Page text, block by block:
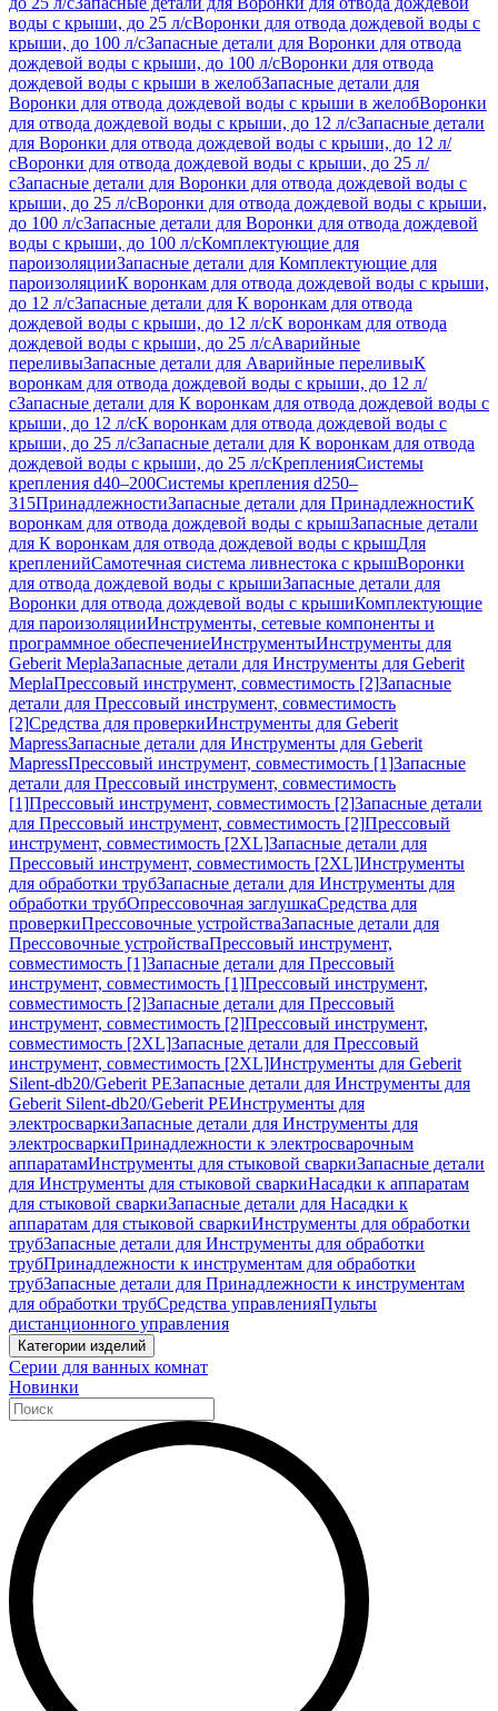
воды с крыши, до 25 л/сВоронки для отвода дождевой воды с
крыши, до 100 л/сЗапасные детали для Воронки для отвода
дождевой воды с крыши, до 100 л/сВоронки для отвода
дождевой воды с крыши в желобЗапасные детали для
Воронки для отвода дождевой воды с крыши в желобВоронки
для отвода дождевой воды с крыши, до 12 л/сЗапасные детали
для Воронки для отвода дождевой воды с крыши, до 12 л/
сВоронки для отвода дождевой воды с крыши, до 25 л/
сЗапасные детали для Воронки для отвода дождевой воды с
крыши, до 25 л/сВоронки для отвода дождевой воды с крыши,
до 100 л/сЗапасные детали для Воронки для отвода дождевой
воды с крыши, до 100 л/сКомплектующие для
пароизоляцииЗапасные детали для Комплектующие для
пароизоляцииК воронкам для отвода дождевой воды с крыши,
до 12 л/сЗапасные детали для К воронкам для отвода
дождевой воды с крыши, до 12 л/сК воронкам для отвода
дождевой воды с крыши, до 25 л/сАварийные
переливыЗапасные детали для Аварийные переливыК
воронкам для отвода дождевой воды с крыши, до 12 л/
сЗапасные детали для К воронкам для отвода дождевой воды с
крыши, до 12 л/сК воронкам для отвода дождевой воды с
крыши, до 25 л/сЗапасные детали для К воронкам для отвода
дождевой воды с крыши, до 25 л/сКрепленияСистемы
крепления d40–200Системы крепления d250–
315ПринадлежностиЗапасные детали для ПринадлежностиК
воронкам для отвода дождевой воды с крышЗапасные детали
для К воронкам для отвода дождевой воды с крышДля
крепленийСамотечная система ливнестока с крышВоронки
для отвода дождевой воды с крышиЗапасные детали для
Воронки для отвода дождевой воды с крышиКомплектующие
для пароизоляцииИнструменты, сетевые компоненты и
программное обеспечениеИнструментыИнструменты для
Geberit MeplaЗапасные детали для Инструменты для Geberit
MeplaПрессовый инструмент, совместимость [2]Запасные
детали для Прессовый инструмент, совместимость
[2]Средства для проверкиИнструменты для Geberit
MapressЗапасные детали для Инструменты для Geberit
MapressПрессовый инструмент, совместимость [1]Запасные
детали для Прессовый инструмент, совместимость
[1]Прессовый инструмент, совместимость [2]Запасные детали
для Прессовый инструмент, совместимость [2]Прессовый
инструмент, совместимость [2XL]Запасные детали для
Прессовый инструмент, совместимость [2XL]Инструменты
для обработки трубЗапасные детали для Инструменты для
обработки трубОпрессовочная заглушкаСредства для
проверкиПрессовочные устройстваЗапасные детали для
Прессовочные устройстваПрессовый инструмент,
совместимость [1]Запасные детали для Прессовый
инструмент, совместимость [1]Прессовый инструмент,
совместимость [2]Запасные детали для Прессовый
инструмент, совместимость [2]Прессовый инструмент,
совместимость [2XL]Запасные детали для Прессовый
инструмент, совместимость [2XL]Инструменты для Geberit
Silent-db20/Geberit PEЗапасные детали для Инструменты для
Geberit Silent-db20/Geberit PEИнструменты для
электросваркиЗапасные детали для Инструменты для
электросваркиПринадлежности к электросварочным
аппаратамИнструменты для стыковой сваркиЗапасные детали
для Инструменты для стыковой сваркиНасадки к аппаратам
для стыковой сваркиЗапасные детали для Насадки к
аппаратам для стыковой сваркиИнструменты для обработки
трубЗапасные детали для Инструменты для обработки
трубПринадлежности к инструментам для обработки
трубЗапасные детали для Принадлежности к инструментам
для обработки трубСредства управленияПульты
дистанционного управления
Категории изделий
Серии для ванных комнат
Новинки